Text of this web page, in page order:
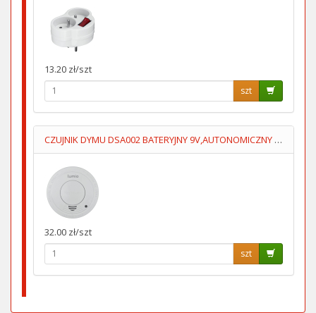
13.20 zł/szt
szt
CZUJNIK DYMU DSA002 BATERYJNY 9V,AUTONOMICZNY LUMIO
32.00 zł/szt
szt